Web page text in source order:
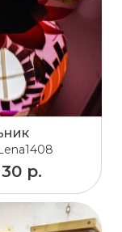
30 р.